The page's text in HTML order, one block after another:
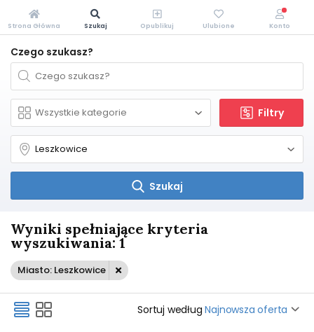
Czego szukasz?
Filtry
Szukaj
Wyniki spełniające kryteria
wyszukiwania: 1
Miasto: Leszkowice
Sortuj według Najnowsza oferta
Strona Główna Szukaj Opublikuj Ulubione Konto